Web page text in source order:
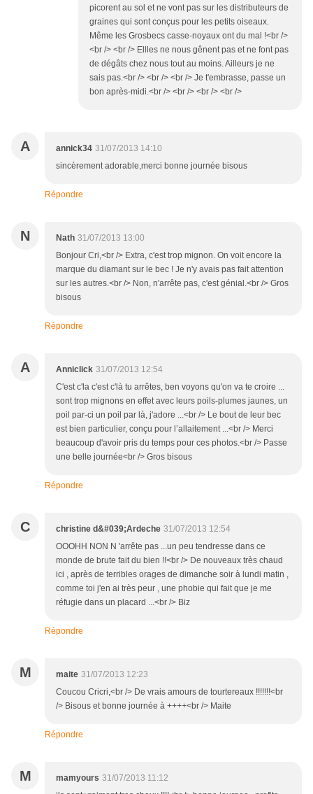
picorent au sol et ne vont pas sur les distributeurs de
graines qui sont conçus pour les petits oiseaux.
Même les Grosbecs casse-noyaux ont du mal !<br />
<br /> <br /> Ellles ne nous gênent pas et ne font pas
de dégâts chez nous tout au moins. Ailleurs je ne
sais pas.<br /> <br /> <br /> Je t'embrasse, passe un
bon après-midi.<br /> <br /> <br /> <br />
A annick34 31/07/2013 14:10
sincèrement adorable,merci bonne journée bisous
Répondre
N Nath 31/07/2013 13:00
Bonjour Cri,<br /> Extra, c'est trop mignon. On voit encore la
marque du diamant sur le bec ! Je n'y avais pas fait attention
sur les autres.<br /> Non, n'arrête pas, c'est génial.<br /> Gros
bisous
Répondre
A Anniclick 31/07/2013 12:54
C'est c'la c'est c'là tu arrêtes, ben voyons qu'on va te croire ...
sont trop mignons en effet avec leurs poils-plumes jaunes, un
poil par-ci un poil par là, j'adore ...<br /> Le bout de leur bec
est bien particulier, conçu pour l’allaitement ...<br /> Merci
beaucoup d'avoir pris du temps pour ces photos.<br /> Passe
une belle journée<br /> Gros bisous
Répondre
C christine d&#039;Ardeche 31/07/2013 12:54
OOOHH NON N 'arrête pas ...un peu tendresse dans ce
monde de brute fait du bien !!<br /> De nouveaux très chaud
ici , après de terribles orages de dimanche soir à lundi matin ,
comme toi j'en ai très peur , une phobie qui fait que je me
réfugie dans un placard ...<br /> Biz
Répondre
M maite 31/07/2013 12:23
Coucou Cricri,<br /> De vrais amours de tourtereaux !!!!!!!<br
/> Bisous et bonne journée à ++++<br /> Maite
Répondre
M mamyours 31/07/2013 11:12